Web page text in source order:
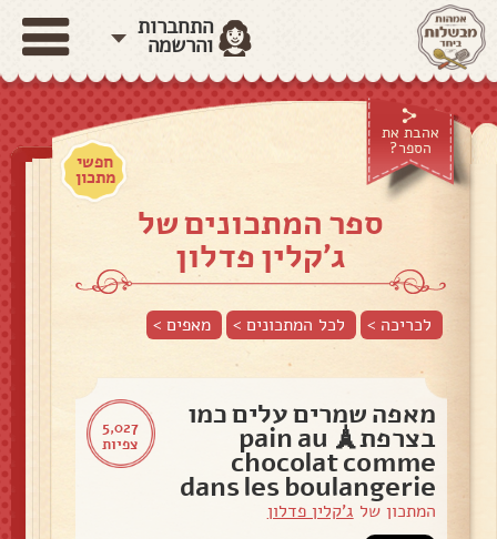
התחברות
והרשמה
אהבת את
הספר?
חפשי
מתכון
ספר המתכונים של
ג'קלין פדלון
לכריכה > לכל המתכונים > מאפים>
5,027
צפיות
מאפה שמרים עלים כמו
בצרפת🗼 pain au
chocolat comme
dans les boulangerie
המתכון של ג'קלין פדלון